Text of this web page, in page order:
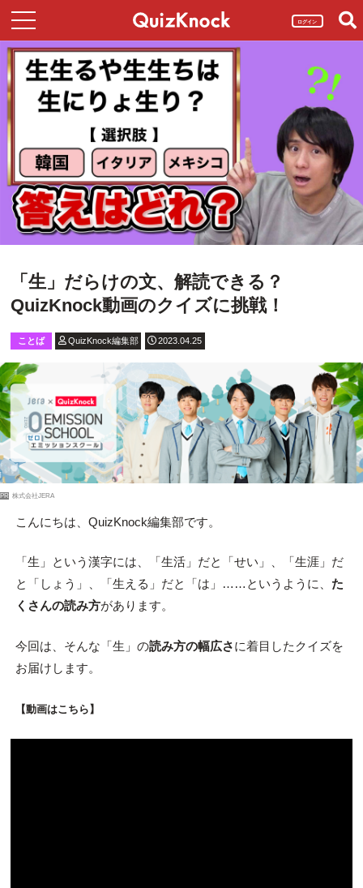
ログイン
「生」だらけの文、解読できる？
QuizKnock動画のクイズに挑戦！
ことば QuizKnock編集部 2023.04.25
PR 株式会社JERA
こんにちは、QuizKnock編集部です。
「生」という漢字には、「生活」だと「せい」、「生涯」だ
と「しょう」、「生える」だと「は」……というように、 た
くさんの読み方があります。
今回は、そんな「生」の読み方の幅広さに着目したクイズを
お届けします。
【動画はこちら】